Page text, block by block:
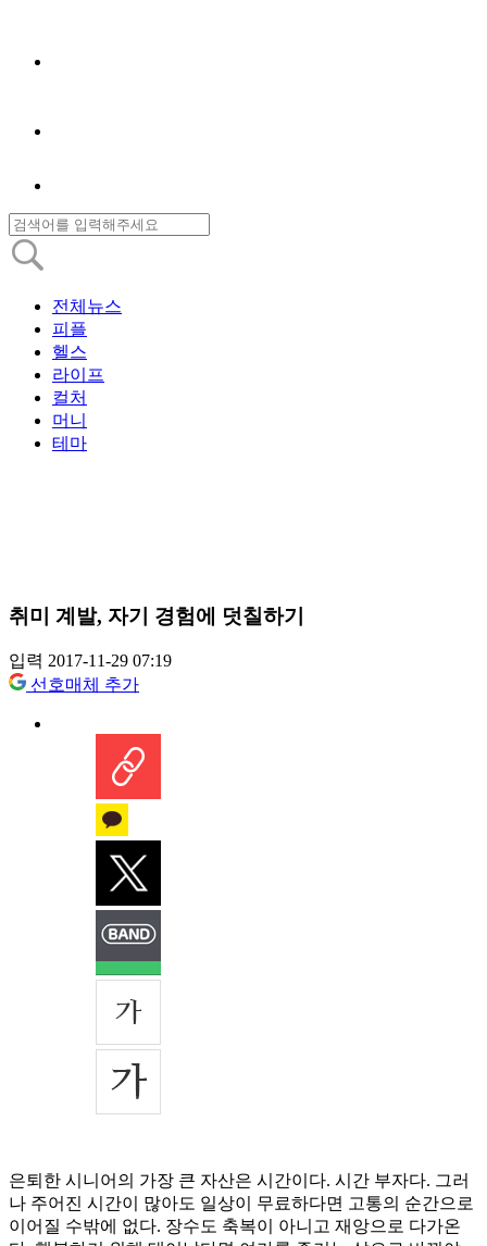
전체뉴스
피플
헬스
라이프
컬처
머니
테마
취미 계발, 자기 경험에 덧칠하기
입력 2017-11-29 07:19
선호매체 추가
은퇴한 시니어의 가장 큰 자산은 시간이다. 시간 부자다. 그러
나 주어진 시간이 많아도 일상이 무료하다면 고통의 순간으로
이어질 수밖에 없다. 장수도 축복이 아니고 재앙으로 다가온